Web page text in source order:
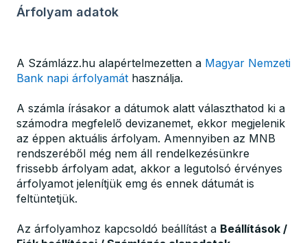
Árfolyam adatok
A Számlázz.hu alapértelmezetten a Magyar Nemzeti
Bank napi árfolyamát használja.
A számla írásakor a dátumok alatt választhatod ki a
számodra megfelelő devizanemet, ekkor megjelenik
az éppen aktuális árfolyam. Amennyiben az MNB
rendszeréből még nem áll rendelkezésünkre
frissebb árfolyam adat, akkor a legutolsó érvényes
árfolyamot jelenítjük emg és ennek dátumát is
feltüntetjük.
Az árfolyamhoz kapcsoldó beállítást a Beállítások /